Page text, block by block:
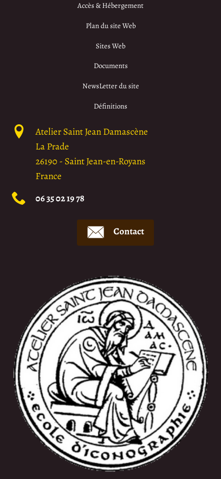
Accès & Hébergement
Plan du site Web
Sites Web
Documents
NewsLetter du site
Définitions
Atelier Saint Jean Damascène
La Prade
26190- Saint Jean-en-Royans
France
06 35 02 19 78
Contact